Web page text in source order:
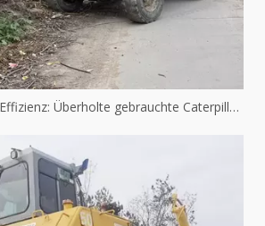
Maximieren Sie die Effizienz: Überholte gebrauchte Caterpillar-Maschinen